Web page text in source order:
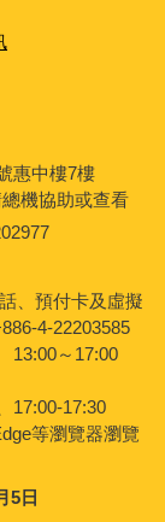
惠中樓7樓
機協助或查看
、預付卡及虛擬
4-22203585
13:00～17:00
17:00-17:30
等瀏覽器瀏覽
5日